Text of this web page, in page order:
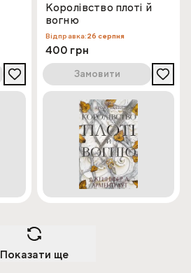
Королівство плоті й
вогню
Відправка:26 серпня
400 грн
Замовити
Показати ще